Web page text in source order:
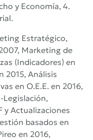
y Economía, 4.
Estratégico,
Marketing de
(Indicadores) en
2015, Análisis
en O.E.E. en 2016,
Legislación,
y Actualizaciones
basados en
en 2016,